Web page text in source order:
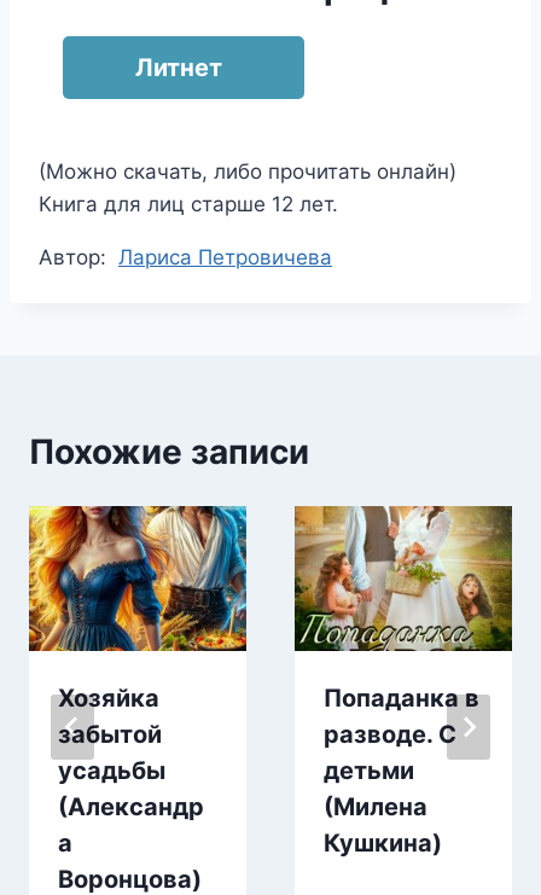
Литнет
(Можно скачать, либо прочитать онлайн)
Книга для лиц старше 12 лет.
Метки
Автор: Лариса Петровичева
Похожие записи
Хозяйка
забытой
усадьбы
(Александр
а
Воронцова)
Попаданка в
разводе. С
детьми
(Милена
Кушкина)